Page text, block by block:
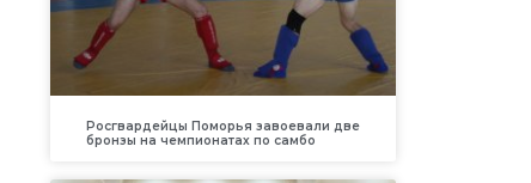
Росгвардейцы Поморья завоевали две
бронзы на чемпионатах по самбо